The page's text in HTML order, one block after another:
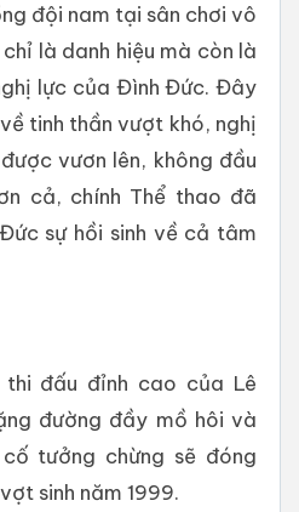
đội nam tại sân chơi vô
là danh hiệu mà còn là
lực của Đình Đức. Đây
tinh thần vượt khó, nghị
vươn lên, không đầu
cả, chính Thể thao đã
sự hồi sinh về cả tâm
thi đấu đỉnh cao của Lê
đường đầy mồ hôi và
tưởng chừng sẽ đóng
sinh năm 1999.